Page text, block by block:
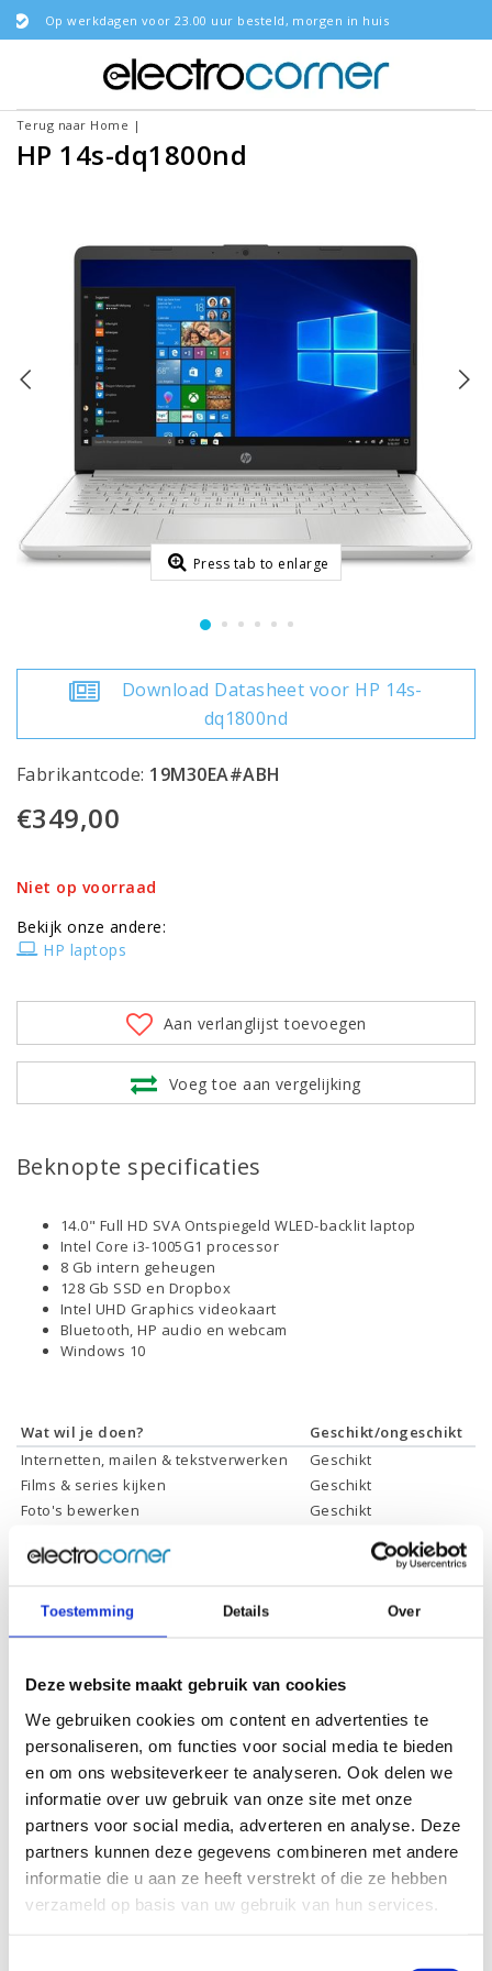
Toestemming Details Over
Deze website maakt gebruik van cookies
We gebruiken cookies om content en advertenties te
personaliseren, om functies voor social media te bieden
en om ons websiteverkeer te analyseren. Ook delen we
informatie over uw gebruik van onze site met onze
partners voor social media, adverteren en analyse. Deze
partners kunnen deze gegevens combineren met andere
informatie die u aan ze heeft verstrekt of die ze hebben
verzameld op basis van uw gebruik van hun services.
23.00 uur besteld, morgen in huis
Terug naar Home |
HP 14s-dq1800nd
Press tab to enlarge
Download Datasheet voor HP 14s-
dq1800nd
Fabrikantcode: 19M30EA#ABH
€349,00
Niet op voorraad
Bekijk onze andere:
HP laptops
Aan verlanglijst toevoegen
Voeg toe aan vergelijking
Beknopte specificaties
14.0" Full HD SVA Ontspiegeld WLED-backlit laptop
Intel Core i3-1005G1 processor
8 Gb intern geheugen
128 Gb SSD en Dropbox
Intel UHD Graphics videokaart
Bluetooth, HP audio en webcam
Windows 10
Wat wil je doen?
Geschikt/ongeschikt
Internetten, mailen & tekstverwerken
Geschikt
Films & series kijken
Geschikt
Foto's bewerken
Geschikt
Gamen
Ongeschikt
Specificaties
Schermdiagonaal:
14.0 inch (35,6 cm)
Scherm resolutie:
1920 x 1080 (Full HD)
-
Scherm reflectie:
Ontspiegeld
Scherm omklapbaar:
-